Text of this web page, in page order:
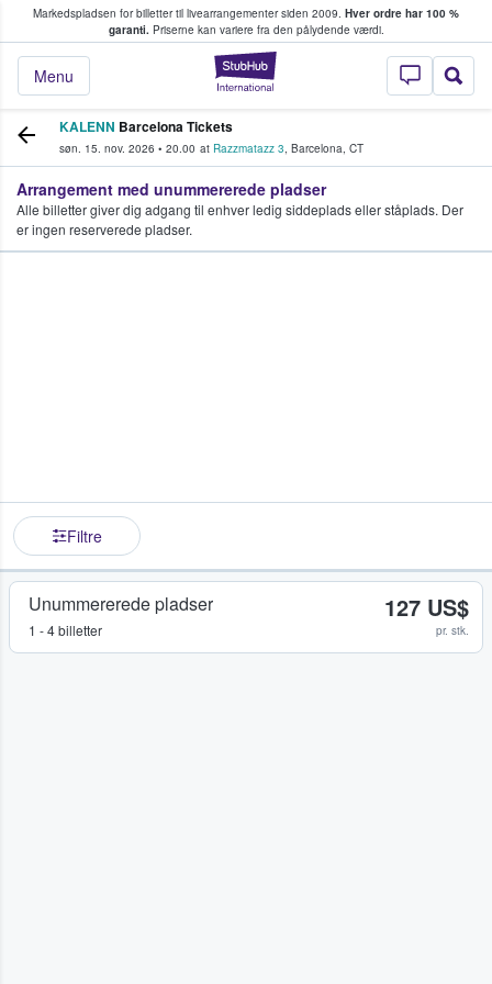
Markedspladsen for billetter til livearrangementer siden 2009. Hver ordre har 100 %
garanti.Priserne kan variere fra den pålydende værdi.
StubHub - Hvor
Menu
køber og sælger billetter
KALENN Barcelona Tickets
søn. 15. nov. 2026 • 20.00 at Razzmatazz 3, Barcelona, CT
Arrangement med unummererede pladser
Alle billetter giver dig adgang til enhver ledig siddeplads eller ståplads. Der
er ingen reserverede pladser.
Filtre
Unummererede pladser
1 - 4 billetter
127 US$
pr. stk.